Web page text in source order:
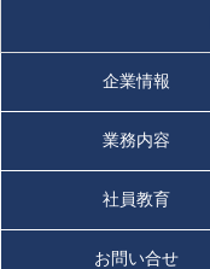
企業情報
業務内容
社員教育
お問い合せ